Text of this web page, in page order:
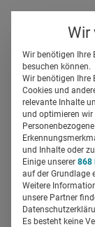
Gespeicherte
Suchfeld
Who’s
Silja Elfers
Wir
Wir benötigen Ihre
besuchen können.
Wir benötigen Ihre
Cookies und
relevante Inhalte
und optimieren wir
und Inhalte oder
Einige unserer 868
auf der Grundlage
Weitere
unsere Partner
Es besteht keine